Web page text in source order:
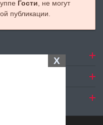
X
Гости , не могут
публикации.